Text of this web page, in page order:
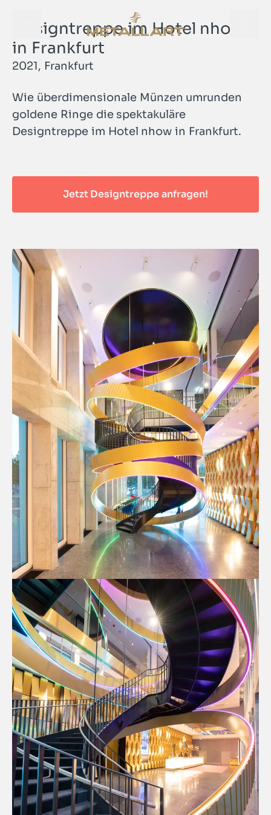
Öffne Navigationsmenü
METALLART Homepage
Designtreppe im Hotel nhow
in Frankfurt
2021, Frankfurt
Wie überdimensionale Münzen umrunden
goldene Ringe die spektakuläre
Designtreppe im Hotel nhow in Frankfurt.
METALLART Homepage
Jetzt Designtreppe anfragen!